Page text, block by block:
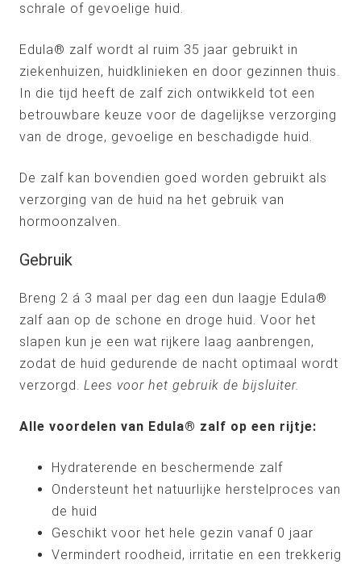
schrale of gevoelige huid.
Edula® zalf wordt al ruim 35 jaar gebruikt in
ziekenhuizen, huidklinieken en door gezinnen thuis.
In die tijd heeft de zalf zich ontwikkeld tot een
betrouwbare keuze voor de dagelijkse verzorging
van de droge, gevoelige en beschadigde huid.
De zalf kan bovendien goed worden gebruikt als
verzorging van de huid na het gebruik van
hormoonzalven.
Gebruik
Breng 2 á 3 maal per dag een dun laagje Edula®
zalf aan op de schone en droge huid. Voor het
slapen kun je een wat rijkere laag aanbrengen,
zodat de huid gedurende de nacht optimaal wordt
verzorgd. Lees voor het gebruik de bijsluiter.
Alle voordelen van Edula® zalf op een rijtje:
Hydraterende en beschermende zalf
Ondersteunt het natuurlijke herstelproces van
de huid
Geschikt voor het hele gezin vanaf 0 jaar
Vermindert roodheid, irritatie en een trekkerig